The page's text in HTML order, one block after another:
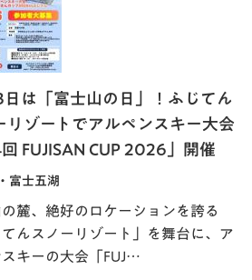
は「富士山の日」！ふじてん
リゾートでアルペンスキー大会
回 FUJISAN CUP 2026」開催
富士五湖
麓、絶好のロケーションを誇る
てんスノーリゾート」を舞台に、ア
スキーの大会「FUJ…